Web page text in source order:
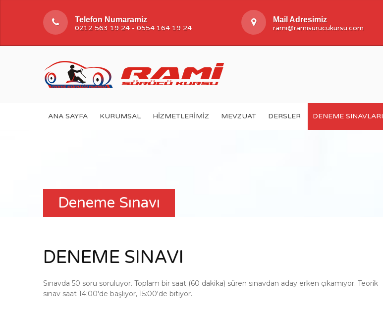
Telefon Numaramiz
0212 563 19 24 - 0554 164 19 24
Mail Adresimiz
rami@ramisurucukursu.com
ANA SAYFA KURUMSAL HIZMETLERIMIZ MEVZUAT DERSLER DENEME SINAVLARI
Deneme Sınavı
DENEME SINAVI
Sınavda 50 soru soruluyor. Toplam bir saat (60 dakika) süren sınavdan aday erken çıkamıyor. Teorik
sınav saat 14:00'de başlıyor, 15:00'de bitiyor.